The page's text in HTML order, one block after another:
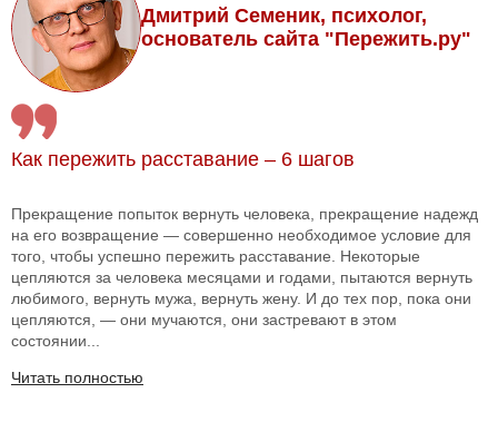
Дмитрий Семеник, психолог,
основатель сайта "Пережить.ру"
Как пережить расставание – 6 шагов
Прекращение попыток вернуть человека, прекращение надежд
на его возвращение — совершенно необходимое условие для
того, чтобы успешно пережить расставание. Некоторые
цепляются за человека месяцами и годами, пытаются вернуть
любимого, вернуть мужа, вернуть жену. И до тех пор, пока они
цепляются, — они мучаются, они застревают в этом
состоянии...
Читать полностью